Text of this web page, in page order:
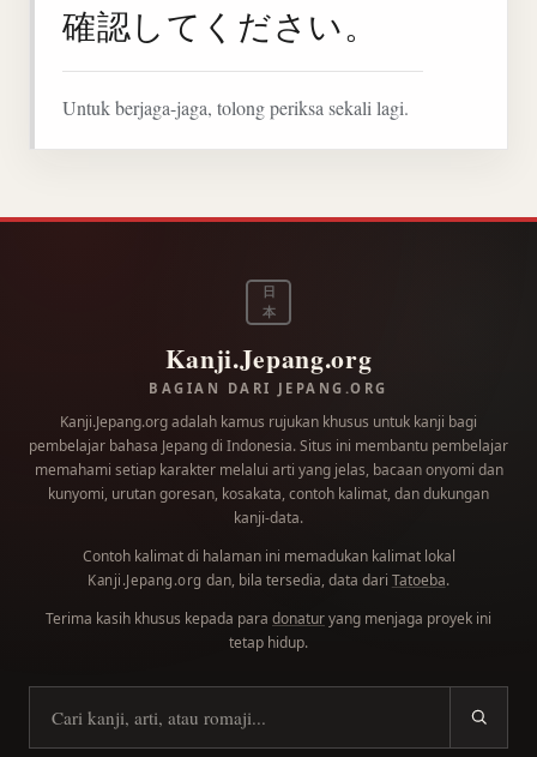
確認してください。
Untuk berjaga-jaga, tolong periksa sekali lagi.
日
本
Kanji.Jepang.org
BAGIAN DARI JEPANG.ORG
Kanji.Jepang.org adalah kamus rujukan khusus untuk kanji bagi
pembelajar bahasa Jepang di Indonesia. Situs ini membantu pembelajar
memahami setiap karakter melalui arti yang jelas, bacaan onyomi dan
kunyomi, urutan goresan, kosakata, contoh kalimat, dan dukungan
kanji-data.
Contoh kalimat di halaman ini memadukan kalimat lokal
Kanji.Jepang.org dan, bila tersedia, data dari Tatoeba.
Terima kasih khusus kepada para donaturyang menjaga proyek ini
tetap hidup.
Cari kanji